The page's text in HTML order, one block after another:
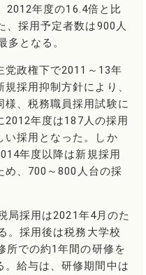
2012年度の16.4倍と比
、採用予定者数は900人
多となる。
党政権下で2011～13年
採用抑制方針により、
様、税務職員採用試験に
2012年度は187人の採用
い採用となった。しか
年度以降は新規採用
め、700～800人台の採
局採用は2021年4月のた
。採用後は税務大学校
所での約1年間の研修を
。給与は、研修期間中は